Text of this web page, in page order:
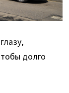
долго